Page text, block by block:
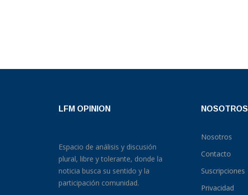
LFM OPINION
Espacio de análisis y discusión
plural, libre y tolerante, donde la
noticia busca su sentido y la
participación comunidad.
NOSOTROS
Nosotros
Contacto
Suscripciones
Privacidad